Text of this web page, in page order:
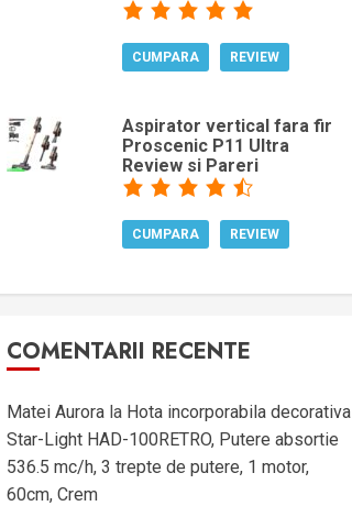
CUMPARA REVIEW
Aspirator vertical fara fir
Proscenic P11 Ultra
Review si Pareri
CUMPARA REVIEW
COMENTARII RECENTE
Matei Aurora la Hota incorporabila decorativa
Star-Light HAD-100RETRO, Putere absortie
536.5 mc/h, 3 trepte de putere, 1 motor,
60cm, Crem